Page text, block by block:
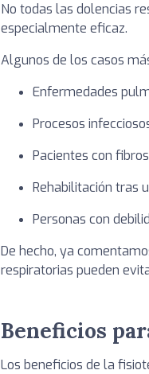
No todas las dolencias
especialmente eficaz.
Algunos de los casos
Enfermedades
Procesos
Pacientes con
Rehabilitación tras
Personas con
De hecho, ya
respiratorias pueden
Beneficios
Los beneficios de la